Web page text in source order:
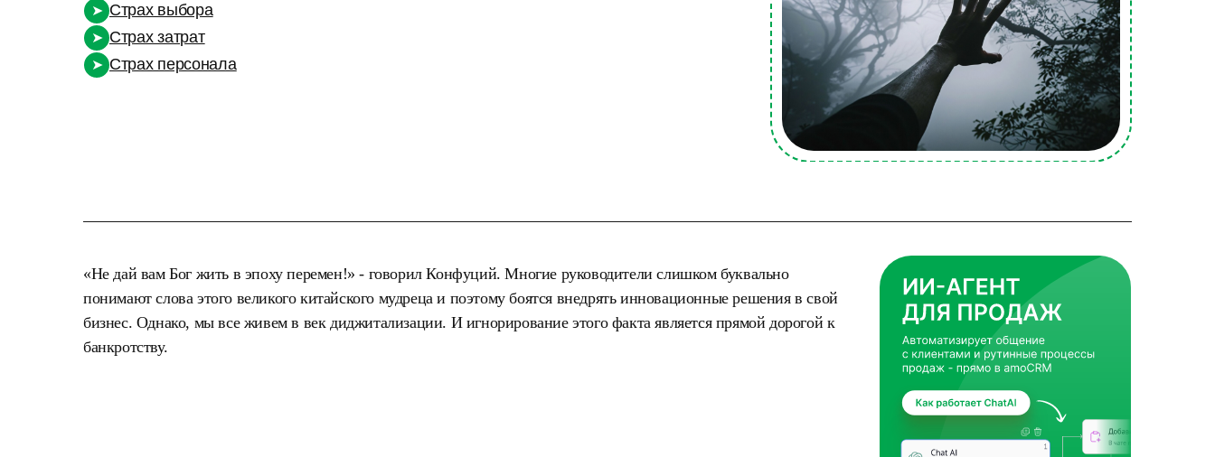
➤ Страх выбора
➤ Страх затрат
➤ Страх персонала
«Не дай вам Бог жить в эпоху перемен!» - говорил Конфуций. Многие руководители слишком буквально
понимают слова этого великого китайского мудреца и поэтому боятся внедрять инновационные решения в свой
бизнес. Однако, мы все живем в век диджитализации. И игнорирование этого факта является прямой дорогой к
банкротству.